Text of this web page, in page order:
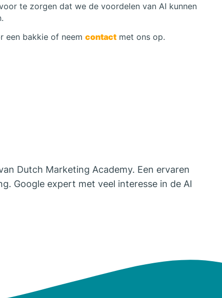
te zorgen dat we de voordelen van AI kunnen
een bakkie of neem contact met ons op.
Dutch Marketing Academy. Een ervaren
Google expert met veel interesse in de AI